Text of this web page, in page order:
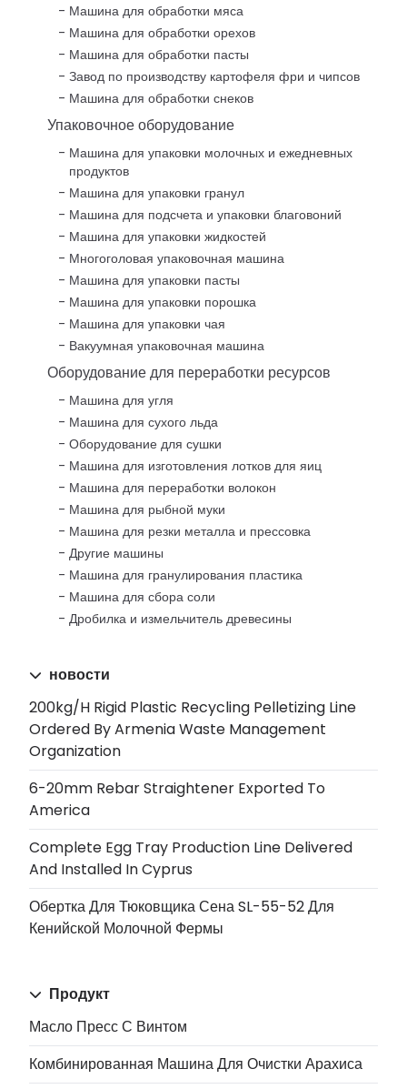
Машина для обработки мяса
Машина для обработки орехов
Машина для обработки пасты
Завод по производству картофеля фри и чипсов
Машина для обработки снеков
Упаковочное оборудование
Машина для упаковки молочных и ежедневных
продуктов
Машина для упаковки гранул
Машина для подсчета и упаковки благовоний
Машина для упаковки жидкостей
Многоголовая упаковочная машина
Машина для упаковки пасты
Машина для упаковки порошка
Машина для упаковки чая
Вакуумная упаковочная машина
Оборудование для переработки ресурсов
Машина для угля
Машина для сухого льда
Оборудование для сушки
Машина для изготовления лотков для яиц
Машина для переработки волокон
Машина для рыбной муки
Машина для резки металла и прессовка
Другие машины
Машина для гранулирования пластика
Машина для сбора соли
Дробилка и измельчитель древесины
новости
200kg/h Rigid Plastic Recycling Pelletizing Line
Ordered By Armenia Waste Management
Organization
6-20mm Rebar Straightener Exported To
America
Complete Egg Tray Production Line Delivered
And Installed In Cyprus
Обертка Для Тюковщика Сена SL-55-52 Для
Кенийской Молочной Фермы
Продукт
Масло Пресс С Винтом
Комбинированная Машина Для Очистки Арахиса